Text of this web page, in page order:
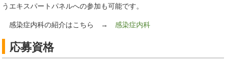
うエキスパートパネルへの参加も可能です。
感染症内科の紹介はこちら →感染症内科
応募資格